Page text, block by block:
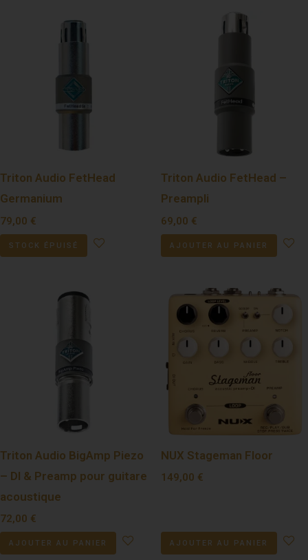
Triton Audio FetHead
Germanium
79,00 €
STOCK ÉPUISÉ
Triton Audio FetHead –
Preampli
69,00 €
AJOUTER AU PANIER
Triton Audio BigAmp Piezo
– DI & Preamp pour guitare
acoustique
72,00 €
AJOUTER AU PANIER
NUX Stageman Floor
149,00 €
AJOUTER AU PANIER